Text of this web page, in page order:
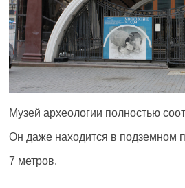
Музей археологии полностью
Он даже находится в подземном
7 метров.